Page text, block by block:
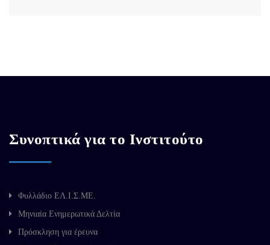
Συνοπτικά για το Ινστιτούτο
Φυλλάδιο ΕΛ.Ι.Σ.ΜΕ.
Μηνιαία Ενημερωτικά Δελτία
Πρόσκληση για έρευνα